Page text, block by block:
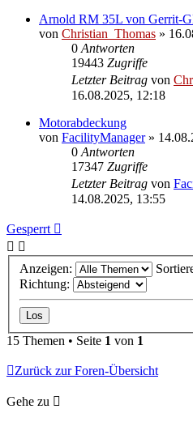
Arnold RM 35L von Gerrit-
von Christian_Thomas »
0Antworten
19443 Zugriffe
Letzter Beitrag von
16.08.2025, 12:18
Motorabdeckung
von FacilityManager»
0Antworten
17347 Zugriffe
Letzter Beitrag von
14.08.2025, 13:55
Gesperrt
Anzeigen:
Richtung:
15 Themen • Seite 1 von 1
Zurück zur Foren-Übersicht
Gehe zu